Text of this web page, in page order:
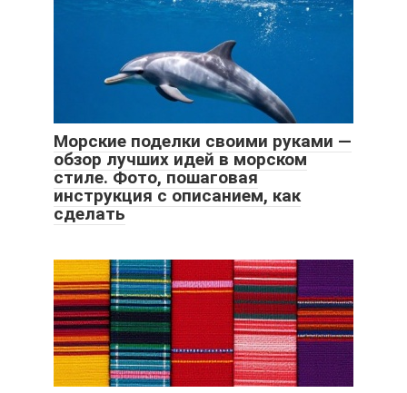
Морские поделки своими руками —
обзор лучших идей в морском
стиле. Фото, пошаговая
инструкция с описанием, как
сделать